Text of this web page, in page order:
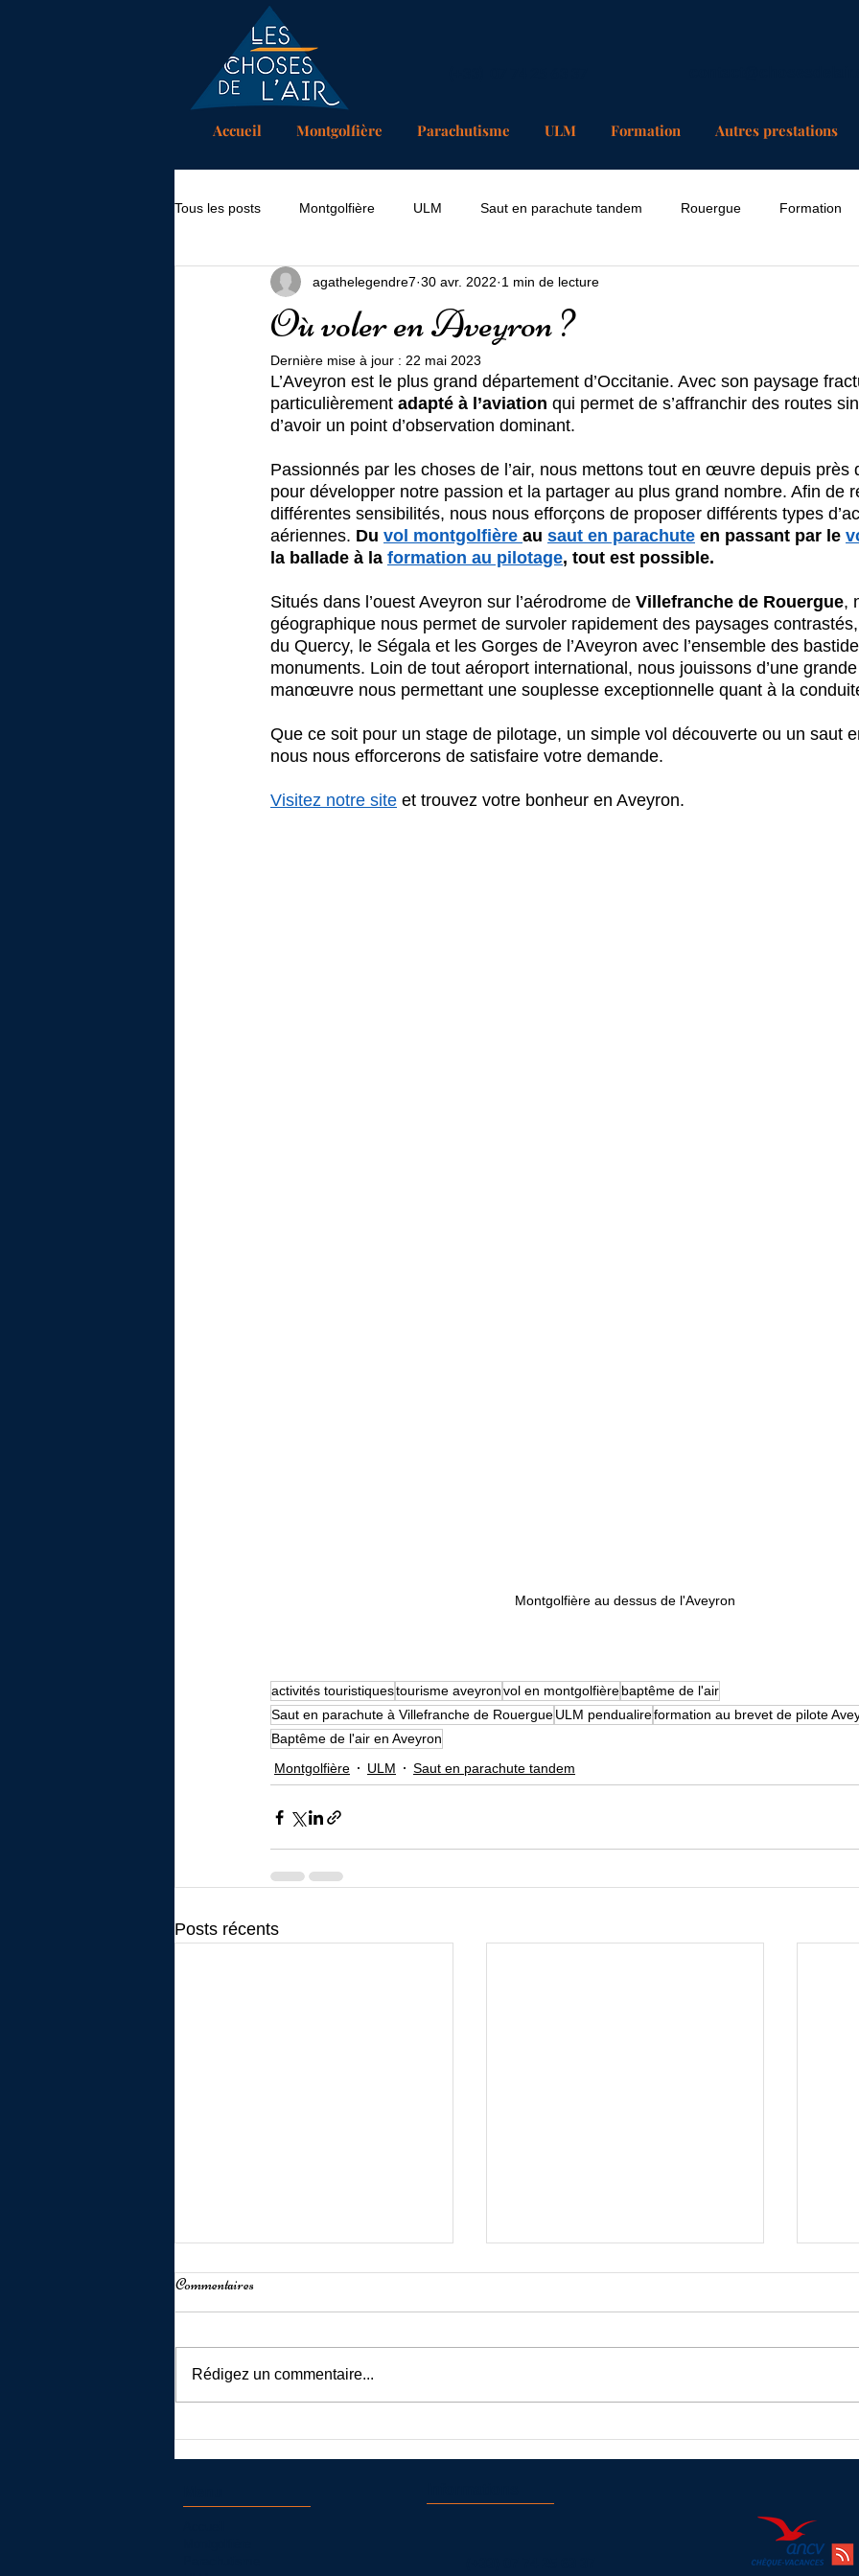
Accueil Montgolfière Parachutisme ULM Formation Autres prestations
Tous les posts Montgolfière ULM Saut en parachute tandem Rouergue Formation
Où voler en Aveyron ?
agathelegendre7 30 avr. 2022 1 min de lecture
Dernière mise à jour : 22 mai 2023
L’Aveyron est le plus grand département d’Occitanie. Avec son paysage
particulièrement adapté à l’aviation qui permet de s’affranchir des routes
d’avoir un point d’observation dominant.
Passionnés par les choses de l’air, nous mettons tout en œuvre depuis
pour développer notre passion et la partager au plus grand nombre. Afin de
différentes sensibilités, nous nous efforçons de proposer différents types
aériennes. Du vol montgolfière au saut en parachute en passant par le
la ballade à la formation au pilotage, tout est possible.
Situés dans l’ouest Aveyron sur l’aérodrome de Villefranche de Rouergue,
géographique nous permet de survoler rapidement des paysages
du Quercy, le Ségala et les Gorges de l’Aveyron avec l’ensemble des
monuments. Loin de tout aéroport international, nous jouissons d’une
manœuvre nous permettant une souplesse exceptionnelle quant à la
Que ce soit pour un stage de pilotage, un simple vol découverte ou un saut
nous nous efforcerons de satisfaire votre demande.
Visitez notre site et trouvez votre bonheur en Aveyron.
Montgolfière au dessus de l'Aveyron
activités touristiquestourisme aveyronvol en montgolfièrebaptême de l'air
Saut en parachute à Villefranche de RouergueULM pendualireformation au brevet de pilote
Baptême de l'air en Aveyron
Montgolfière
ULM Saut en parachute tandem
Posts récents
Commentaires
Rédigez un commentaire...